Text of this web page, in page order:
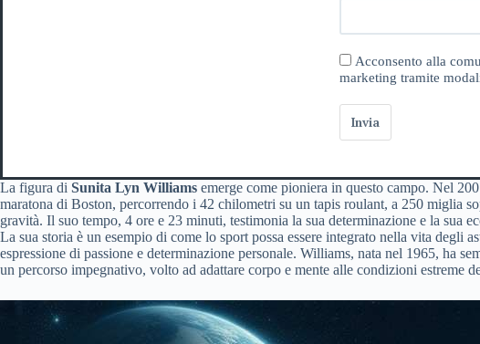
Acconsento alla
marketing tramite
Invia
La figura di Sunita Lyn Williams emerge come pioniera in questo campo. Nel
maratona di Boston, percorrendo i 42 chilometri su un tapis roulant, a 250 miglia
gravità. Il suo tempo, 4 ore e 23 minuti, testimonia la sua determinazione e la sua
La sua storia è un esempio di come lo sport possa essere integrato nella vita degli
espressione di passione e determinazione personale. Williams, nata nel 1965, ha
un percorso impegnativo, volto ad adattare corpo e mente alle condizioni estreme